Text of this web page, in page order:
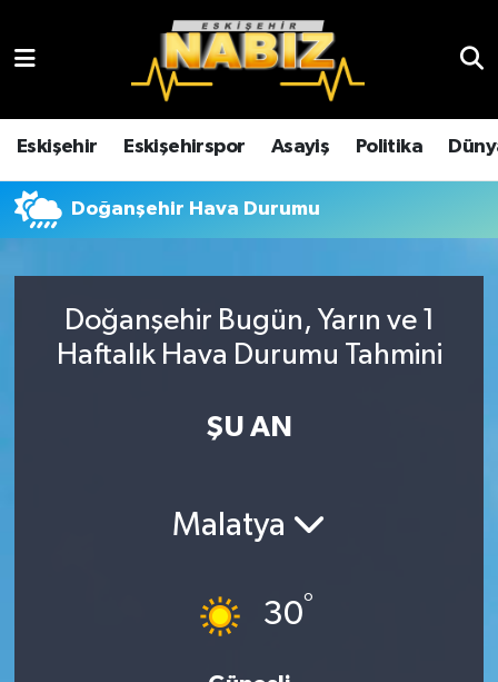
Eskişehir Eskişehirspor Asayiş Politika
Doğanşehir Hava Durumu
Doğanşehir Bugün, Yarın ve 1
Haftalık Hava Durumu Tahmini
ŞU AN
Malatya
30°
Çevre
Dünya
Ekonomi
Eskişehir
Eskişehir Hava Durumu
Eskişehir Trafik Yoğunluk Haritası
TFF 3.Lig 4.Grup Puan Durumu ve Fikstür
Son Dakika Haberleri
Haber Arşivi